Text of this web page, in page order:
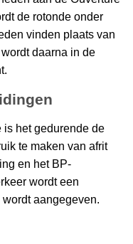
de rotonde onder
vinden plaats van
daarna in de
is het gedurende de
te maken van afrit
en het BP-
wordt een
aangegeven.